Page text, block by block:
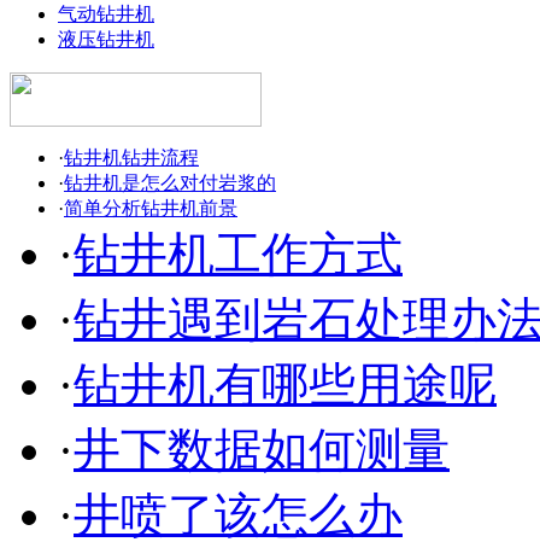
气动钻井机
液压钻井机
·钻井机钻井流程
·钻井机是怎么对付岩浆的
·简单分析钻井机前景
·钻井机工作方式
·钻井遇到岩石处理办
·钻井机有哪些用途呢
·井下数据如何测量
·井喷了该怎么办